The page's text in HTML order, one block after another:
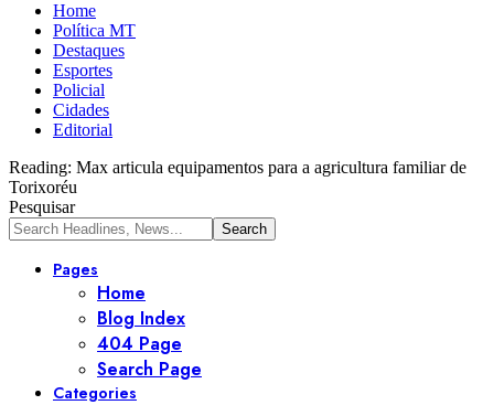
Home
Política MT
Destaques
Esportes
Policial
Cidades
Editorial
Reading: Max articula equipamentos para a agricultura familiar de
Torixoréu
Pesquisar
Pages
Home
Blog Index
404 Page
Search Page
Categories